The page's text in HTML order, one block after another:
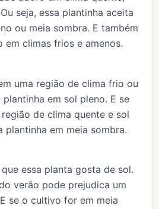
seja, essa plantinha aceita
ou meia sombra. E também
climas frios e amenos.
uma região de clima frio ou
em sol pleno. E se
de clima quente e sol
plantinha em meia sombra.
essa planta gosta de sol.
verão pode prejudica um
se o cultivo for em meia